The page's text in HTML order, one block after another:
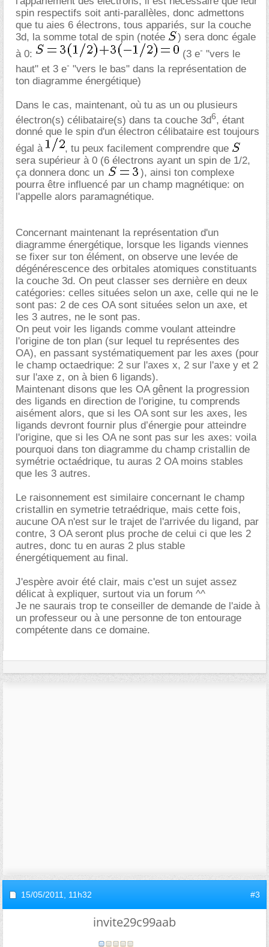
spin respectifs soit anti-parallèles, donc admettons
que tu aies 6 électrons, tous appariés, sur la couche
3d, la somme total de spin (notée
) sera donc égale
à 0:
(3 e- "vers le
haut" et 3 e- "vers le bas" dans la représentation de
ton diagramme énergétique)
Dans le cas, maintenant, où tu as un ou plusieurs
électron(s) célibataire(s) dans ta couche 3d6, étant
donné que le spin d'un électron célibataire est toujours
égal à
, tu peux facilement comprendre que
sera supérieur à 0 (6 électrons ayant un spin de 1/2,
ça donnera donc un
), ainsi ton complexe
pourra être influencé par un champ magnétique: on
l'appelle alors paramagnétique.
Concernant maintenant la représentation d'un
diagramme énergétique, lorsque les ligands viennes
se fixer sur ton élément, on observe une levée de
dégénérescence des orbitales atomiques constituants
la couche 3d. On peut classer ses dernière en deux
catégories: celles situées selon un axe, celle qui ne le
sont pas: 2 de ces OA sont situées selon un axe, et
les 3 autres, ne le sont pas.
On peut voir les ligands comme voulant atteindre
l'origine de ton plan (sur lequel tu représentes des
OA), en passant systématiquement par les axes (pour
le champ octaedrique: 2 sur l'axes x, 2 sur l'axe y et 2
sur l'axe z, on à bien 6 ligands).
Maintenant disons que les OA gênent la progression
des ligands en direction de l'origine, tu comprends
aisément alors, que si les OA sont sur les axes, les
ligands devront fournir plus d’énergie pour atteindre
l'origine, que si les OA ne sont pas sur les axes: voila
pourquoi dans ton diagramme du champ cristallin de
symétrie octaédrique, tu auras 2 OA moins stables
que les 3 autres.
Le raisonnement est similaire concernant le champ
cristallin en symetrie tetraédrique, mais cette fois,
aucune OA n'est sur le trajet de l'arrivée du ligand, par
contre, 3 OA seront plus proche de celui ci que les 2
autres, donc tu en auras 2 plus stable
énergétiquement au final.
J'espère avoir été clair, mais c'est un sujet assez
délicat à expliquer, surtout via un forum ^^
Je ne saurais trop te conseiller de demande de l'aide à
un professeur ou à une personne de ton entourage
compétente dans ce domaine.
15/05/2011, 11h32 #3
invite29c99aab